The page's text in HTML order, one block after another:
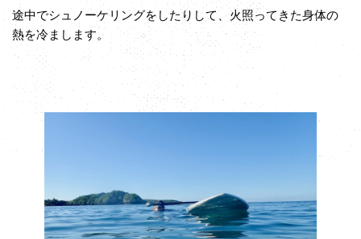
途中でシュノーケリングをしたりして、火照ってきた身体の
熱を冷まします。